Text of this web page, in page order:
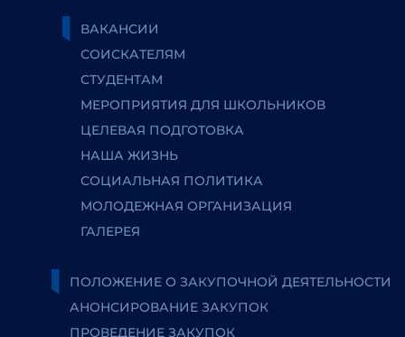
ВАКАНСИИ
СОИСКАТЕЛЯМ
СТУДЕНТАМ
МЕРОПРИЯТИЯ ДЛЯ ШКОЛЬНИКОВ
ЦЕЛЕВАЯ ПОДГОТОВКА
НАША ЖИЗНЬ
СОЦИАЛЬНАЯ ПОЛИТИКА
МОЛОДЕЖНАЯ ОРГАНИЗАЦИЯ
ГАЛЕРЕЯ
ПОЛОЖЕНИЕ О ЗАКУПОЧНОЙ ДЕЯТЕЛЬНОСТИ
АНОНСИРОВАНИЕ ЗАКУПОК
ПРОВЕДЕНИЕ ЗАКУПОК